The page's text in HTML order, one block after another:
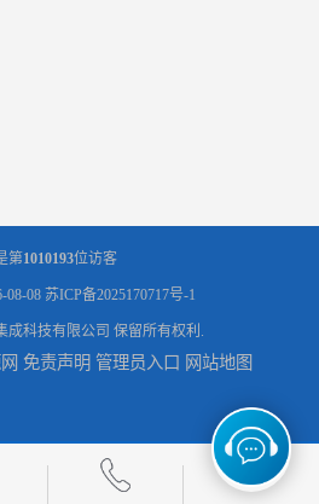
第1010193位访客
08-08 苏ICP备2025170717号-1
成科技有限公司 保留所有权利.
免责声明 管理员入口 网站地图